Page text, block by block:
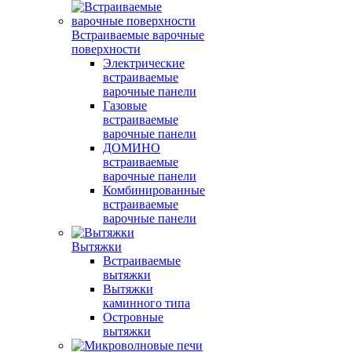
Встраиваемые варочные
поверхности
Электрические
встраиваемые
варочные панели
Газовые
встраиваемые
варочные панели
ДОМИНО
встраиваемые
варочные панели
Комбинированные
встраиваемые
варочные панели
Вытяжки
Встраиваемые
вытяжки
Вытяжки
каминного типа
Островные
вытяжки